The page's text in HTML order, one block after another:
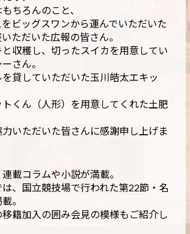
ちろんのこと、
ビッグスワンから運んでいただいた
ただいた広報の皆さん。
収穫し、切ったスイカを用意してい
さん。
貸していただいた玉川皓太エキッ
トくん（人形）を用意してくれた土肥
いただいた皆さんに感謝申し上げま
載コラムや小説が満載。
は、国立競技場で行われた第22節・名
。
籍加入の囲み会見の模様もご紹介し